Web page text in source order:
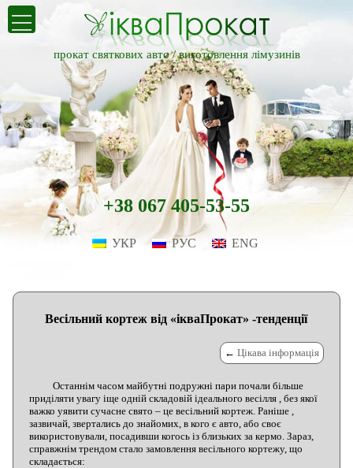
прокат святкових авто /виготовлення лімузинів
+38 067 405-53-55
УКР РУС ENG
Весільний кортеж від «ікваПрокат» -тенденції
← Цікава інформація
Останнім часом майбутні подружні пари почали більше
приділяти увагу іще одній складовій ідеального весілля , без якої
важко уявити сучасне свято – це весільний кортеж. Раніше ,
зазвичай, звертались до знайомих, в кого є авто, або своє
використовували, посадивши когось із близьких за кермо. Зараз,
справжнім трендом стало замовлення весільного кортежу, що
складається: